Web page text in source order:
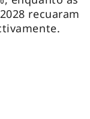
recuaram